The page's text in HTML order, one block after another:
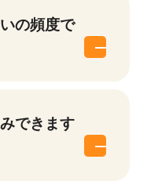
の頻度で
できます